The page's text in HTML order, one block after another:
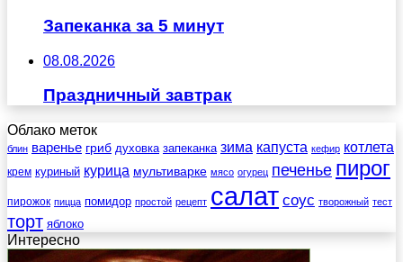
Запеканка за 5 минут
08.08.2026
Праздничный завтрак
Облако меток
блин варенье гриб духовка запеканка зима капуста кефир котлета
крем куриный курица мультиварке мясо огурец печенье пирог
пирожок пицца помидор простой рецепт салат соус творожный тест
торт яблоко
Интересно